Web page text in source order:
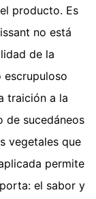
producto. Es
no está
de la
escrupuloso
traición a la
de sucedáneos
vegetales que
permite
el sabor y